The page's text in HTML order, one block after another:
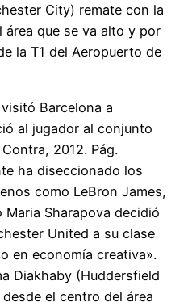
City) remate con la
área que se va alto y por
la T1 del Aeropuerto de
Barcelona a
al jugador al conjunto
2012. Pág.
ha diseccionado los
como LeBron James,
Maria Sharapova decidió
United a su clase
en economía creativa».
Diakhaby (Huddersfield
el centro del área